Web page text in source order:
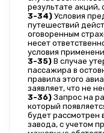
результате
3-34) Условия
путешествий
оговоренным
несет
условия
3-35) В случае
пассажира в
правила этого
заявляет, что не
3-36) Запрос на
который
будет рассмотрен
завода, с учетом